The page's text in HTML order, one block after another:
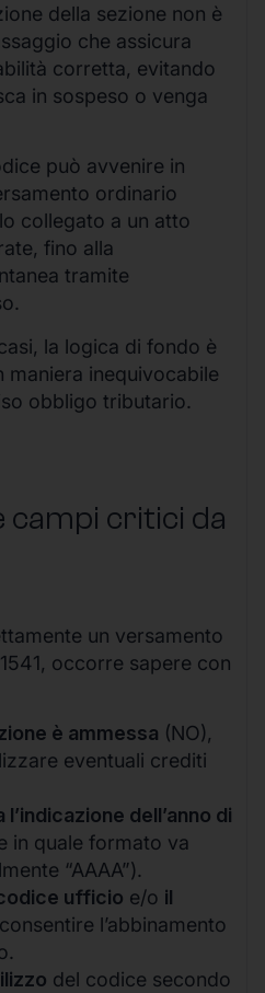
della sezione non è
che assicura
corretta, evitando
in sospeso o venga
può avvenire in
ordinario
collegato a un atto
fino alla
tramite
la logica di fondo è
maniera inequivocabile
obbligo tributario.
campi critici da
un versamento
occorre sapere con
è ammessa (NO),
eventuali crediti
dell’anno di
in quale formato va
“AAAA”).
ufficio e/o il
l’abbinamento
del codice secondo